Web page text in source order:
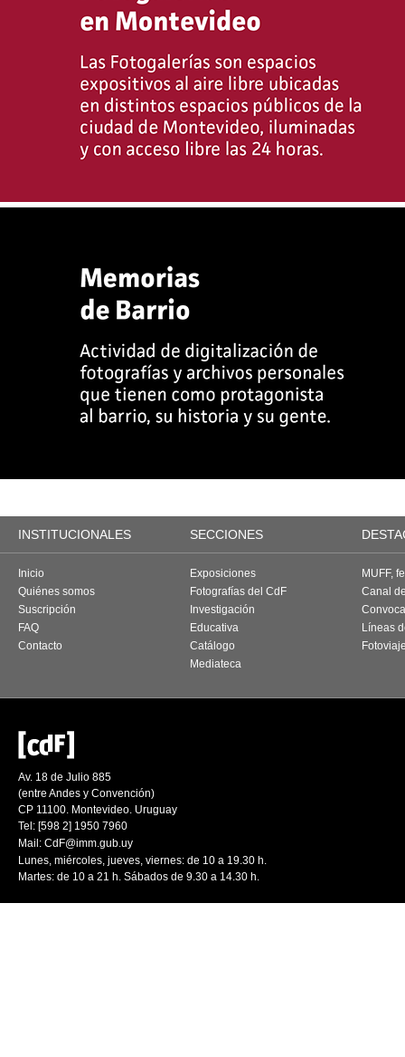
INSTITUCIONALES SECCIONES
Inicio
Quiénes somos
Suscripción
FAQ
Contacto
Exposiciones
Fotografías del CdF
Investigación
Educativa
Catálogo
Mediateca
MUFF,
Canal
Líneas
Av. 18 de Julio 885
(entre Andes y Convención)
CP 11100. Montevideo. Uruguay
Tel: [598 2] 1950 7960
Mail: CdF@imm.gub.uy
Lunes, miércoles, jueves, viernes: de 10 a 19.30 h.
Martes: de 10 a 21 h. Sábados de 9.30 a 14.30 h.